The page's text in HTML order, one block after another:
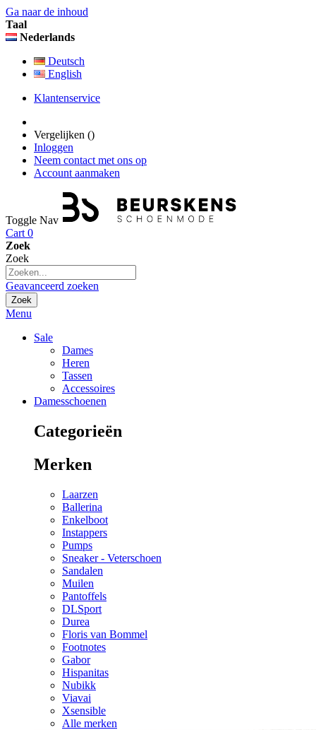
Ga naar de inhoud
Taal
Nederlands
Deutsch
English
Klantenservice
Vergelijken ()
Inloggen
Neem contact met ons op
Account aanmaken
Toggle Nav
Cart 0
Zoek
Zoek
Geavanceerd zoeken
Zoek
Menu
Sale
Dames
Heren
Tassen
Accessoires
Damesschoenen
Categorieën
Merken
Laarzen
Ballerina
Enkelboot
Instappers
Pumps
Sneaker - Veterschoen
Sandalen
Muilen
Pantoffels
DLSport
Durea
Floris van Bommel
Footnotes
Gabor
Hispanitas
Nubikk
Viavai
Xsensible
Alle merken